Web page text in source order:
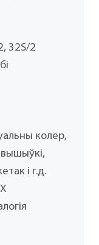
32S/2
колер,
і г.д.